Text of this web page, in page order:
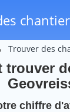
Trouver des
trouver
chiffre